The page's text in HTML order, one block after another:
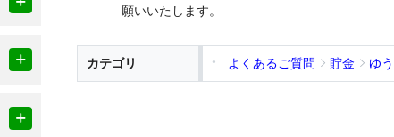
願いいたします。
カテゴリ よくあるご質問 貯金 ゆ